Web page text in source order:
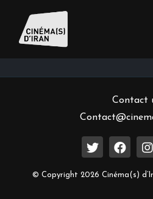
Inscrivez-vous à notre
Contact
© Copyright 2026 Cinéma(s)